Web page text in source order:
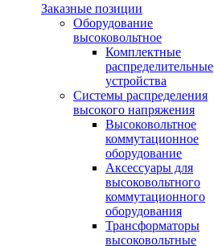
Заказные позиции
Оборудование
высоковольтное
Комплектные
распределительные
устройства
Системы распределения
высокого напряжения
Высоковольтное
коммутационное
оборудование
Аксессуары для
высоковольтного
коммутационного
оборудования
Трансформаторы
высоковольтные